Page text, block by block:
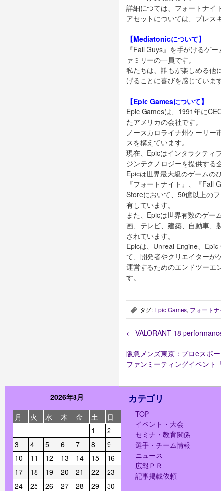
詳細につては、フォートナイ
アセットについては、プレス
【Mediatonicについて】
『Fall Guys』を手がけるゲ
ァミリーの一員です。
私たちは、誰もが楽しめる他
げることに喜びを感じていま
【Epic Gamesについて】
Epic Gamesは、1991年に
たアメリカの会社です。
ノースカロライナ州ケーリ
スを構えています。
現在、Epicはインタラクティ
ジンテクノロジーを提供する
Epicは世界最大級のゲームの
『フォートナイト』、『Fall
Storeにおいて、50億以上の
有しています。
また、Epicは世界有数のゲー
画、テレビ、建築、自動車、
されています。
Epicは、Unreal Engine、
て、開発者やクリエイターが
運営するためのエンドツーエ
す。
, タグ: Epic Games, フォート
← VALORANT 18
阪急メンズ東京：プロeスポ
ファンミーティングイベント
2026年8月
月
火 水 木 金 土
日
1
2
3
4 5 6 7 8
9
10
11 12 13 14 15
16
17
18 19 20 21 22
23
24
25 26 27 28 29
30
カテゴリ
TOP
イベント・大会
セミナ・教育関係
選手・チーム情報
ニュース
広報ＰＲ
記事掲載依頼